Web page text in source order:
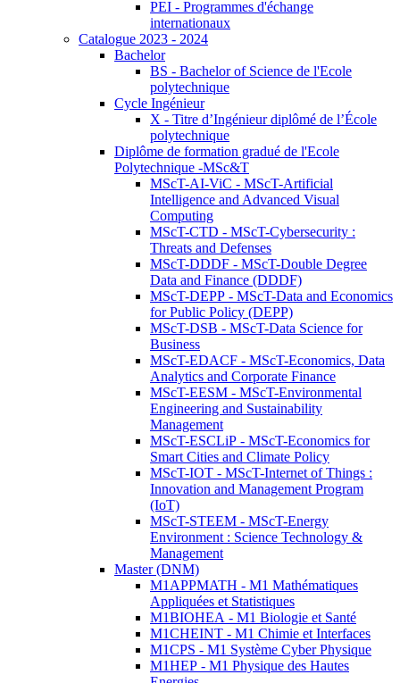
PEI - Programmes d'échange
internationaux
Catalogue 2023 - 2024
Bachelor
BS - Bachelor of Science de l'Ecole
polytechnique
Cycle Ingénieur
X - Titre d’Ingénieur diplômé de l’École
polytechnique
Diplôme de formation gradué de l'Ecole
Polytechnique -MSc&T
MScT-AI-ViC - MScT-Artificial
Intelligence and Advanced Visual
Computing
MScT-CTD - MScT-Cybersecurity :
Threats and Defenses
MScT-DDDF - MScT-Double Degree
Data and Finance (DDDF)
MScT-DEPP - MScT-Data and Economics
for Public Policy (DEPP)
MScT-DSB - MScT-Data Science for
Business
MScT-EDACF - MScT-Economics, Data
Analytics and Corporate Finance
MScT-EESM - MScT-Environmental
Engineering and Sustainability
Management
MScT-ESCLiP - MScT-Economics for
Smart Cities and Climate Policy
MScT-IOT - MScT-Internet of Things :
Innovation and Management Program
(IoT)
MScT-STEEM - MScT-Energy
Environment : Science Technology &
Management
Master (DNM)
M1APPMATH - M1 Mathématiques
Appliquées et Statistiques
M1BIOHEA - M1 Biologie et Santé
M1CHEINT - M1 Chimie et Interfaces
M1CPS - M1 Système Cyber Physique
M1HEP - M1 Physique des Hautes